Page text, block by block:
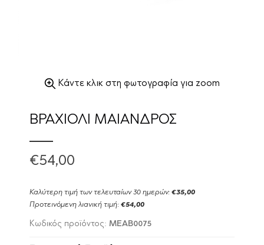
Κάντε κλικ στη φωτογραφία για zoom
ΒΡΑΧΙΟΛΙ ΜΑΙΑΝΔΡΟΣ
€54,00
Καλύτερη τιμή των τελευταίων 30 ημερών: €35,00
Προτεινόμενη λιανική τιμή: €54,00
Κωδικός προϊόντος: MEAB0075